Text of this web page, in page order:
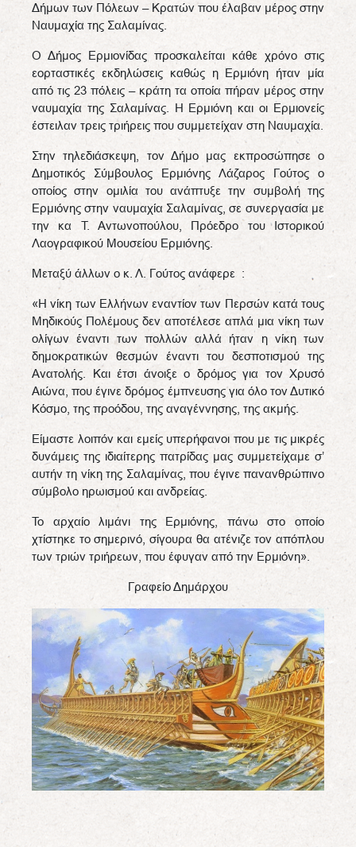
Δήμων των Πόλεων – Κρατών που έλαβαν μέρος στην
Ναυμαχία της Σαλαμίνας.
Ο Δήμος Ερμιονίδας προσκαλείται κάθε χρόνο στις
εορταστικές εκδηλώσεις καθώς η Ερμιόνη ήταν μία
από τις 23 πόλεις – κράτη τα οποία πήραν μέρος στην
ναυμαχία της Σαλαμίνας. Η Ερμιόνη και οι Ερμιονείς
έστειλαν τρεις τριήρεις που συμμετείχαν στη Ναυμαχία.
Στην τηλεδιάσκεψη, τον Δήμο μας εκπροσώπησε ο
Δημοτικός Σύμβουλος Ερμιόνης Λάζαρος Γούτος ο
οποίος στην ομιλία του ανάπτυξε την συμβολή της
Ερμιόνης στην ναυμαχία Σαλαμίνας, σε συνεργασία με
την κα Τ. Αντωνοπούλου, Πρόεδρο του Ιστορικού
Λαογραφικού Μουσείου Ερμιόνης.
Μεταξύ άλλων ο κ. Λ. Γούτος ανάφερε :
«Η νίκη των Ελλήνων εναντίον των Περσών κατά τους
Μηδικούς Πολέμους δεν αποτέλεσε απλά μια νίκη των
ολίγων έναντι των πολλών αλλά ήταν η νίκη των
δημοκρατικών θεσμών έναντι του δεσποτισμού της
Ανατολής. Και έτσι άνοιξε ο δρόμος για τον Χρυσό
Αιώνα, που έγινε δρόμος έμπνευσης για όλο τον Δυτικό
Κόσμο, της προόδου, της αναγέννησης, της ακμής.
Είμαστε λοιπόν και εμείς υπερήφανοι που με τις μικρές
δυνάμεις της ιδιαίτερης πατρίδας μας συμμετείχαμε σ’
αυτήν τη νίκη της Σαλαμίνας, που έγινε πανανθρώπινο
σύμβολο ηρωισμού και ανδρείας.
Το αρχαίο λιμάνι της Ερμιόνης, πάνω στο οποίο
χτίστηκε το σημερινό, σίγουρα θα ατένιζε τον απόπλου
των τριών τριήρεων, που έφυγαν από την Ερμιόνη».
Γραφείο Δημάρχου